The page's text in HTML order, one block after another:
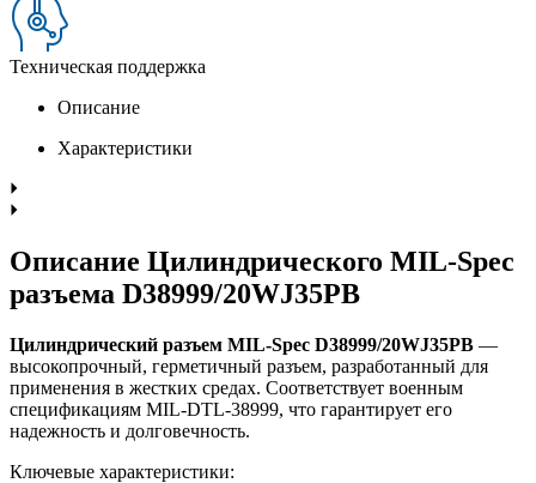
Техническая поддержка
Описание
Характеристики
Описание Цилиндрического MIL-Spec
разъема D38999/20WJ35PB
Цилиндрический разъем MIL-Spec D38999/20WJ35PB —
высокопрочный, герметичный разъем, разработанный для
применения в жестких средах. Соответствует военным
спецификациям MIL-DTL-38999, что гарантирует его
надежность и долговечность.
Ключевые характеристики: